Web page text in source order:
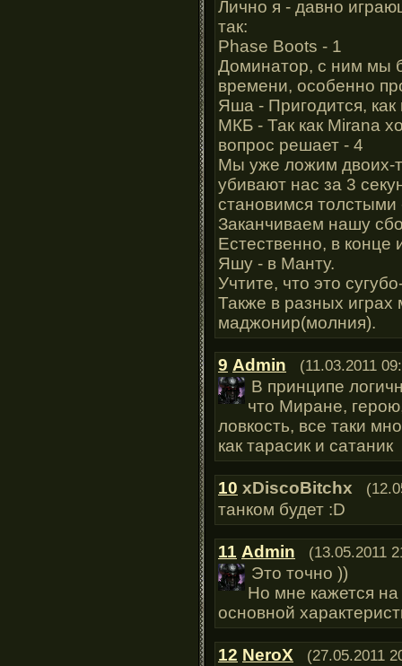
Лично я - давно
так:
Phase Boots - 1
Доминатор, с ним мы
времени, особенно
Яша - Пригодится,
МКБ - Так как Mirana
вопрос решает - 4
Мы уже ложим двоих-
убивают нас за 3
становимся толстыми
Заканчиваем нашу
Естественно, в
Яшу - в Манту.
Учтите, что это
Также в разных играх
маджонир(молния).
9 Admin (11.03.2011
В принципе
что Миране,
ловкость, все таки
как тарасик и сатаник
10 xDiscoBitchx
танком будет :D
11 Admin (13.05.2011
Это точно ))
Но мне кажется
основной
12 NeroX (27.05.2011